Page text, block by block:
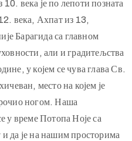
века је по лепоти позната
века, Ахпат из 13,
Барагида са главном
али и градитељства
у којем се чува глава Св.
место на којем је
ногом. Наша
у време Потопа Ноје са
да је на нашим просторима